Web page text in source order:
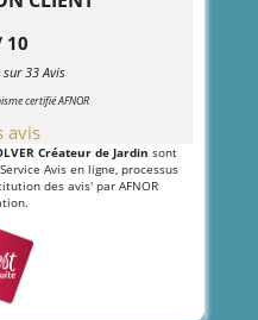
10
sur33 Avis
certifié AFNOR
avis
Créateur de Jardin sont
Avis en ligne, processus
des avis' par AFNOR